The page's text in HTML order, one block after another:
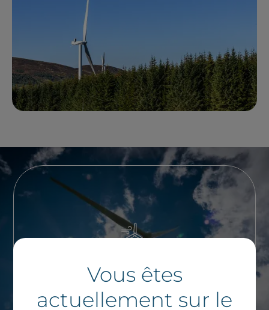
Vous souhaitez en
savoir plus ?
Vous êtes
actuellement sur le